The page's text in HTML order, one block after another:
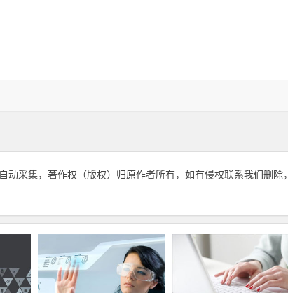
动采集，著作权（版权）归原作者所有，如有侵权联系我们删除，